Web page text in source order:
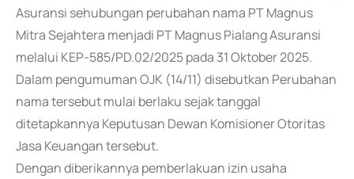
Asuransi sehubungan perubahan nama PT Magnus
Mitra Sejahtera menjadi PT Magnus Pialang Asuransi
melalui KEP-585/PD.02/2025 pada 31 Oktober 2025.
Dalam pengumuman OJK (14/11) disebutkan Perubahan
nama tersebut mulai berlaku sejak tanggal
ditetapkannya Keputusan Dewan Komisioner Otoritas
Jasa Keuangan tersebut.
Dengan diberikannya pemberlakuan izin usaha